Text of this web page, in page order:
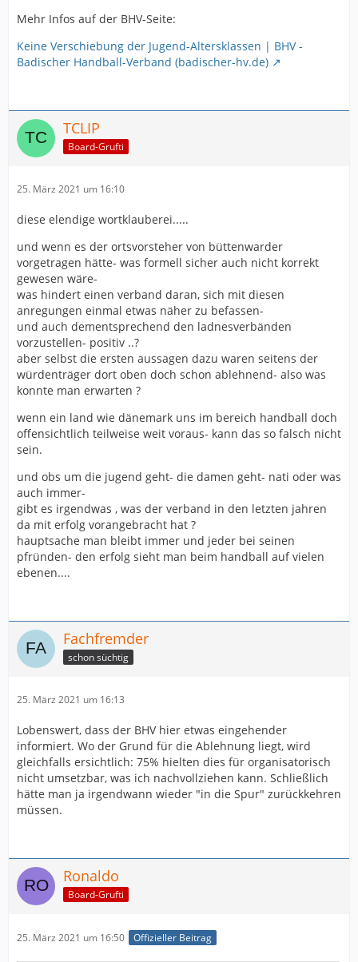
Mehr Infos auf der BHV-Seite:
Keine Verschiebung der Jugend-Altersklassen | BHV -
Badischer Handball-Verband (badischer-hv.de)
TCLIP
Board-Grufti
25. März 2021 um 16:10
diese elendige wortklauberei.....
und wenn es der ortsvorsteher von büttenwarder
vorgetragen hätte- was formell sicher auch nicht korrekt
gewesen wäre-
was hindert einen verband daran, sich mit diesen
anregungen einmal etwas näher zu befassen-
und auch dementsprechend den ladnesverbänden
vorzustellen- positiv ..?
aber selbst die ersten aussagen dazu waren seitens der
würdenträger dort oben doch schon ablehnend- also was
konnte man erwarten ?
wenn ein land wie dänemark uns im bereich handball doch
offensichtlich teilweise weit voraus- kann das so falsch nicht
sein.
und obs um die jugend geht- die damen geht- nati oder was
auch immer-
gibt es irgendwas , was der verband in den letzten jahren
da mit erfolg vorangebracht hat ?
hauptsache man bleibt immer und jeder bei seinen
pfründen- den erfolg sieht man beim handball auf vielen
ebenen....
Fachfremder
schon süchtig
25. März 2021 um 16:13
Lobenswert, dass der BHV hier etwas eingehender
informiert. Wo der Grund für die Ablehnung liegt, wird
gleichfalls ersichtlich: 75% hielten dies für organisatorisch
nicht umsetzbar, was ich nachvollziehen kann. Schließlich
hätte man ja irgendwann wieder "in die Spur" zurückkehren
müssen.
Ronaldo
Board-Grufti
25. März 2021 um 16:50 Offizieller Beitrag